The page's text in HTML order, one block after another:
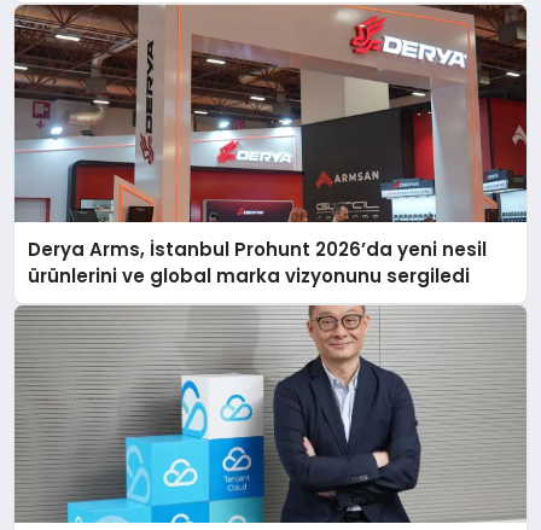
Derya Arms, İstanbul Prohunt 2026’da yeni nesil
ürünlerini ve global marka vizyonunu sergiledi